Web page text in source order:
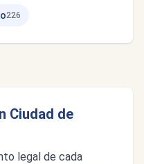
226
Ciudad de
legal de cada